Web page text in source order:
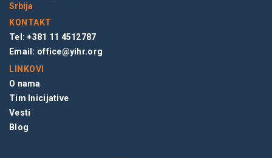
Srbija
KONTAKT
Tel: +381 11 4512787
Email: office@yihr.org
LINKOVI
O nama
Tim Inicijative
Vesti
Blog